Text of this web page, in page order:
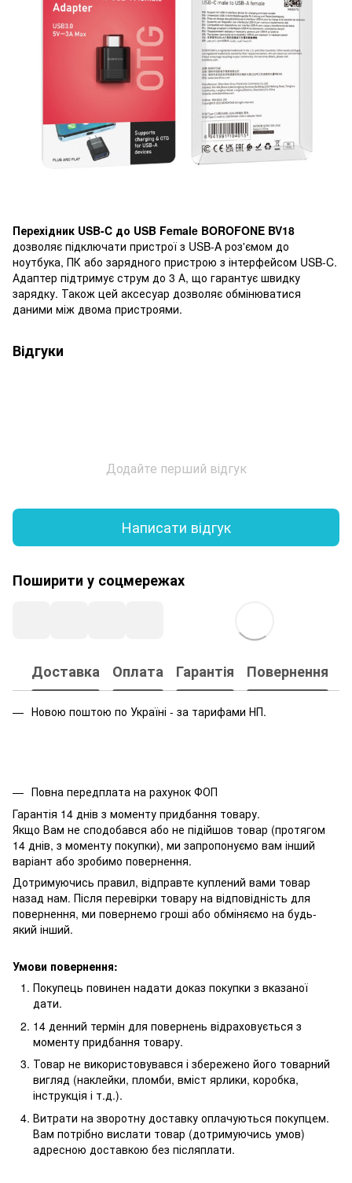
Перехідник USB-C до USB Female BOROFONE BV18
дозволяє підключати пристрої з USB-A роз'ємом до
ноутбука, ПК або зарядного пристрою з інтерфейсом USB-C.
Адаптер підтримує струм до 3 А, що гарантує швидку
зарядку. Також цей аксесуар дозволяє обмінюватися
даними між двома пристроями.
Відгуки
Додайте перший відгук
Написати відгук
Поширити у соцмережах
Доставка Оплата Гарантія Повернення
Новою поштою по Україні - за тарифами НП.
Повна передплата на рахунок ФОП
Гарантія 14 днів з моменту придбання товару.
Якщо Вам не сподобався або не підійшов товар (протягом
14 днів, з моменту покупки), ми запропонуємо вам інший
варіант або зробимо повернення.
Дотримуючись правил, відправте куплений вами товар
назад нам. Після перевірки товару на відповідність для
повернення, ми повернемо гроші або обміняємо на будь-
який інший.
Умови повернення:
Покупець повинен надати доказ покупки з вказаної
дати.
14 денний термін для повернень відраховується з
моменту придбання товару.
Товар не використовувався і збережено його товарний
вигляд (наклейки, пломби, вміст ярлики, коробка,
інструкція і т.д.).
Витрати на зворотну доставку оплачуються покупцем.
Вам потрібно вислати товар (дотримуючись умов)
адресною доставкою без післяплати.